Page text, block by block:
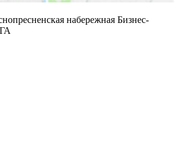
набережная Бизнес-